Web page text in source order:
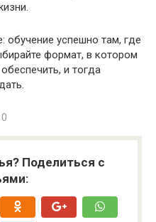
обучение успешно там, где
формат, в котором
и тогда
Поделиться с